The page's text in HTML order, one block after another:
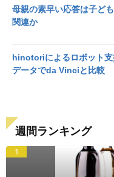
母親の素早い応答は子ど
関連か
hinotoriによるロボット
データでda Vinciと比較
週間ランキング
1